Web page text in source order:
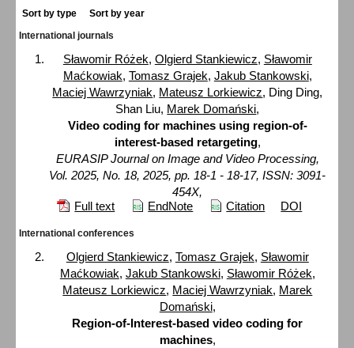
Sort by type
Sort by year
International journals
Sławomir Różek, Olgierd Stankiewicz, Sławomir
Maćkowiak, Tomasz Grajek, Jakub Stankowski,
Maciej Wawrzyniak, Mateusz Lorkiewicz, Ding Ding,
Shan Liu, Marek Domański,
Video coding for machines using region-of-
interest-based retargeting,
EURASIP Journal on Image and Video Processing,
Vol. 2025, No. 18, 2025, pp. 18-1 - 18-17, ISSN: 3091-
454X,
Full text
EndNote Citation DOI
International conferences
Olgierd Stankiewicz, Tomasz Grajek, Sławomir
Maćkowiak, Jakub Stankowski, Sławomir Różek,
Mateusz Lorkiewicz, Maciej Wawrzyniak, Marek
Domański,
Region-of-Interest-based video coding for
machines,